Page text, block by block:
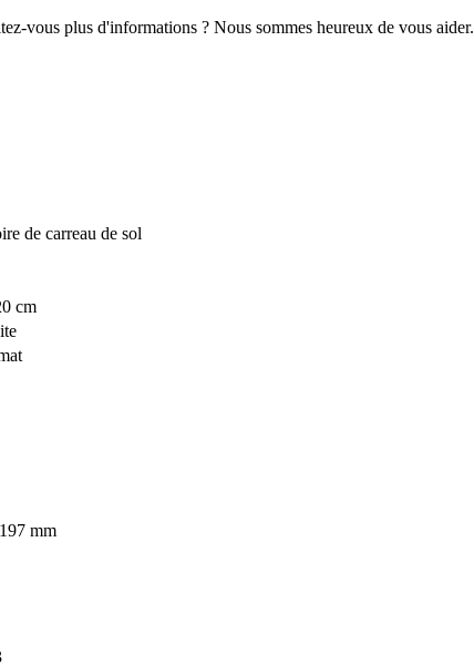
vous plus d'informations ? Nous sommes heureux de vous aider.
de carreau de sol
cm
mm